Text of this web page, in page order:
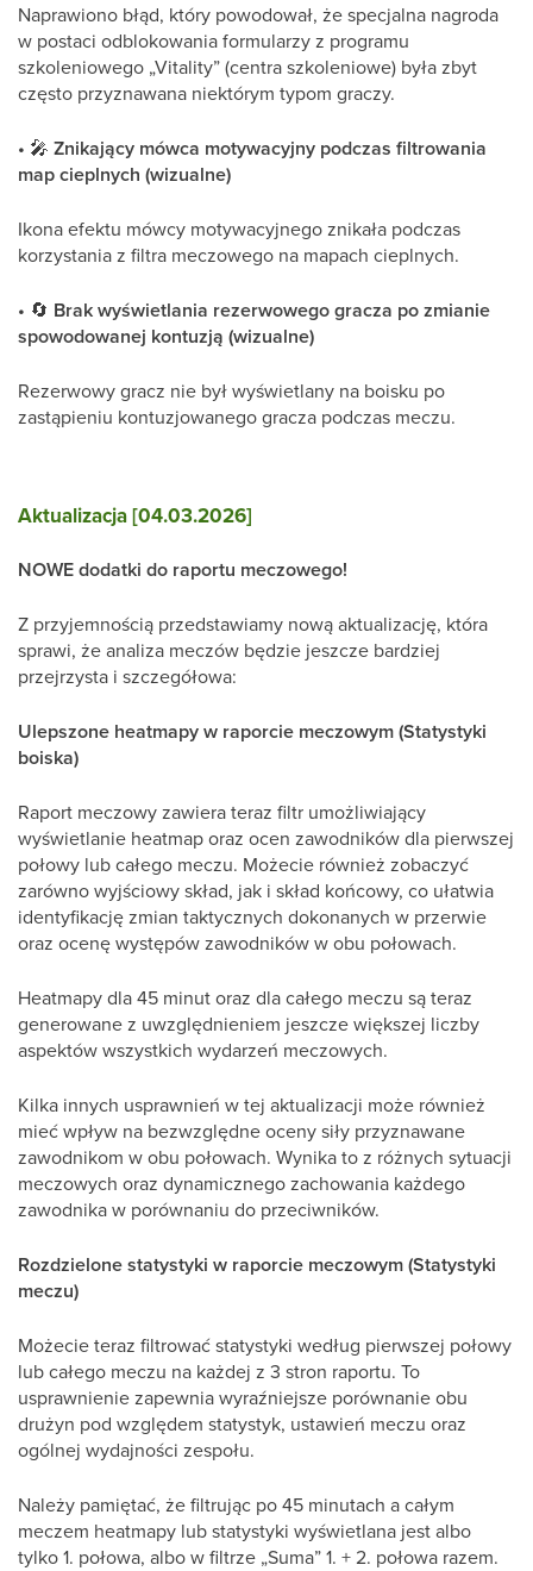
Naprawiono błąd, który powodował, że specjalna nagroda
w postaci odblokowania formularzy z programu
szkoleniowego „Vitality” (centra szkoleniowe) była zbyt
często przyznawana niektórym typom graczy.
• 🎤 Znikający mówca motywacyjny podczas filtrowania
map cieplnych (wizualne)
Ikona efektu mówcy motywacyjnego znikała podczas
korzystania z filtra meczowego na mapach cieplnych.
• 🔄 Brak wyświetlania rezerwowego gracza po zmianie
spowodowanej kontuzją (wizualne)
Rezerwowy gracz nie był wyświetlany na boisku po
zastąpieniu kontuzjowanego gracza podczas meczu.
Aktualizacja [04.03.2026]
NOWE dodatki do raportu meczowego!
Z przyjemnością przedstawiamy nową aktualizację, która
sprawi, że analiza meczów będzie jeszcze bardziej
przejrzysta i szczegółowa:
Ulepszone heatmapy w raporcie meczowym (Statystyki
boiska)
Raport meczowy zawiera teraz filtr umożliwiający
wyświetlanie heatmap oraz ocen zawodników dla pierwszej
połowy lub całego meczu. Możecie również zobaczyć
zarówno wyjściowy skład, jak i skład końcowy, co ułatwia
identyfikację zmian taktycznych dokonanych w przerwie
oraz ocenę występów zawodników w obu połowach.
Heatmapy dla 45 minut oraz dla całego meczu są teraz
generowane z uwzględnieniem jeszcze większej liczby
aspektów wszystkich wydarzeń meczowych.
Kilka innych usprawnień w tej aktualizacji może również
mieć wpływ na bezwzględne oceny siły przyznawane
zawodnikom w obu połowach. Wynika to z różnych sytuacji
meczowych oraz dynamicznego zachowania każdego
zawodnika w porównaniu do przeciwników.
Rozdzielone statystyki w raporcie meczowym (Statystyki
meczu)
Możecie teraz filtrować statystyki według pierwszej połowy
lub całego meczu na każdej z 3 stron raportu. To
usprawnienie zapewnia wyraźniejsze porównanie obu
drużyn pod względem statystyk, ustawień meczu oraz
ogólnej wydajności zespołu.
Należy pamiętać, że filtrując po 45 minutach a całym
meczem heatmapy lub statystyki wyświetlana jest albo
tylko 1. połowa, albo w filtrze „Suma” 1. + 2. połowa razem.